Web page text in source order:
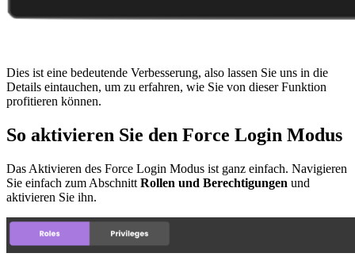
Dies ist eine bedeutende Verbesserung, also lassen Sie uns in die
Details eintauchen, um zu erfahren, wie Sie von dieser Funktion
profitieren können.
So aktivieren Sie den Force Login Modus
Das Aktivieren des Force Login Modus ist ganz einfach. Navigieren
Sie einfach zum Abschnitt Rollen und Berechtigungen und
aktivieren Sie ihn.